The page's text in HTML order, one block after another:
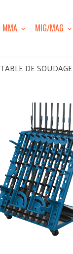
MMA MIG/MAG
TABLE DE SOUDAGE